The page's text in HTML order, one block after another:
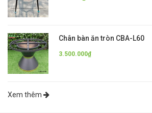
Chân bàn ăn tròn CBA-L60
3.500.000₫
Xem thêm